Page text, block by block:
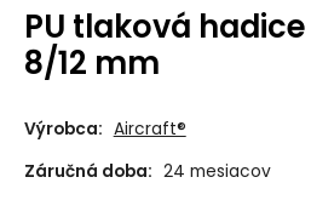
PU tlaková hadice
8/12 mm
Výrobca: Aircraft®
Záručná doba: 24 mesiacov